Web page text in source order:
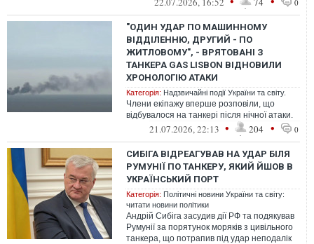
0
"ОДИН УДАР ПО МАШИННОМУ
ВІДДІЛЕННЮ, ДРУГИЙ - ПО
ЖИТЛОВОМУ", - ВРЯТОВАНІ З
ТАНКЕРА GAS LISBON ВІДНОВИЛИ
ХРОНОЛОГІЮ АТАКИ
Категорія: Надзвичайні події України та світу.
Члени екіпажу вперше розповіли, що
відбувалося на танкері після нічної атаки.
21.07.2026, 22:13 • 204 • 0
СИБІГА ВІДРЕАГУВАВ НА УДАР БІЛЯ
РУМУНІЇ ПО ТАНКЕРУ, ЯКИЙ ЙШОВ В
УКРАЇНСЬКИЙ ПОРТ
Категорія: Політичні новини України та світу:
читати новини політики
Андрій Сибіга засудив дії РФ та подякував
Румунії за порятунок моряків з цивільного
танкера, що потрапив під удар неподалік